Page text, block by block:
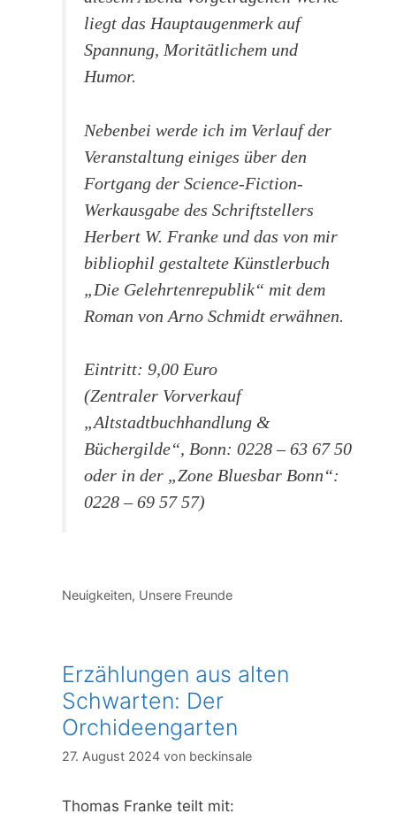
liegt das Hauptaugenmerk auf
Spannung, Moritätlichem und
Humor.
Nebenbei werde ich im Verlauf der
Veranstaltung einiges über den
Fortgang der Science-Fiction-
Werkausgabe des Schriftstellers
Herbert W. Franke und das von mir
bibliophil gestaltete Künstlerbuch
„Die Gelehrtenrepublik“ mit dem
Roman von Arno Schmidt erwähnen.
Eintritt: 9,00 Euro
(Zentraler Vorverkauf
„Altstadtbuchhandlung &
Büchergilde“, Bonn: 0228 – 63 67 50
oder in der „Zone Bluesbar Bonn“:
0228 – 69 57 57)
Kategorien
Neuigkeiten, Unsere Freunde
Erzählungen aus alten
Schwarten: Der
Orchideengarten
27. August 2024 von beckinsale
Thomas Franke teilt mit: